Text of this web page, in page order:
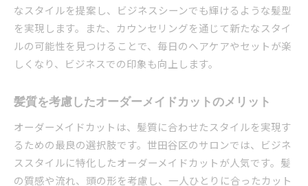
なスタイルを提案し、ビジネスシーンでも輝けるような髪型
を実現します。また、カウンセリングを通じて新たなスタイ
ルの可能性を見つけることで、毎日のヘアケアやセットが楽
しくなり、ビジネスでの印象も向上します。
髪質を考慮したオーダーメイドカットのメリット
オーダーメイドカットは、髪質に合わせたスタイルを実現す
るための最良の選択肢です。世田谷区のサロンでは、ビジネ
ススタイルに特化したオーダーメイドカットが人気です。髪
の質感や流れ、頭の形を考慮し、一人ひとりに合ったカット